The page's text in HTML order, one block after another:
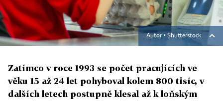
Autor ▪ Shutterstock
Zatímco v roce 1993 se počet pracujících ve
věku 15 až 24 let pohyboval kolem 800 tisíc, v
dalších letech postupně klesal až k loňským